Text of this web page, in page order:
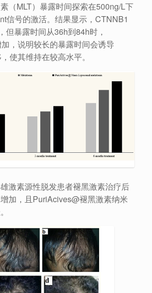
（MLT）暴露时间探索在500ng/L下
信号的激活。结果显示，CTNNB1
但暴露时间从36h到84h时，
，说明较长的暴露时间会诱导
使其维持在较高水平。
激素源性脱发患者褪黑激素治疗后
加，且PuriAcives@褪黑激素纳米